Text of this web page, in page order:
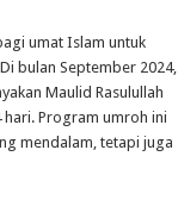
umat Islam untuk
bulan September 2024,
Maulid Rasulullah
Program umroh ini
mendalam, tetapi juga